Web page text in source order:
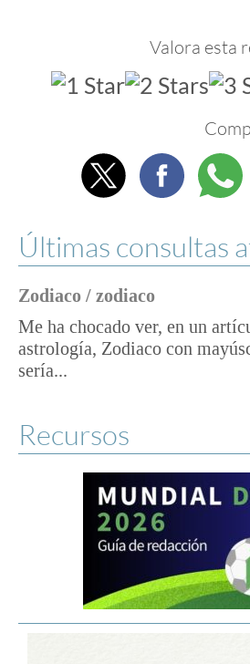
Valora esta
Twitter
Últimas consultas
Zodiaco / zodiaco
Me ha chocado ver, en un
astrología, Zodiaco con
sería...
Recursos